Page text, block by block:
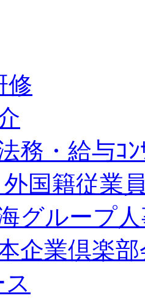
修
務・給与ｺﾝ
国籍従業
グループ
企業倶楽